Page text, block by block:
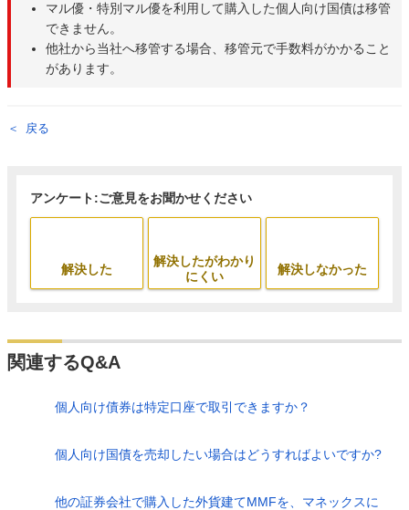
マル優・特別マル優を利用して購入した個人向け国債は移管
できません。
他社から当社へ移管する場合、移管元で手数料がかかること
があります。
戻る
アンケート:ご意見をお聞かせください
解決した
解決したがわかり
にくい
解決しなかった
関連するQ&A
個人向け債券は特定口座で取引できますか？
個人向け国債を売却したい場合はどうすればよいですか?
他の証券会社で購入した外貨建てMMFを、マネックスに